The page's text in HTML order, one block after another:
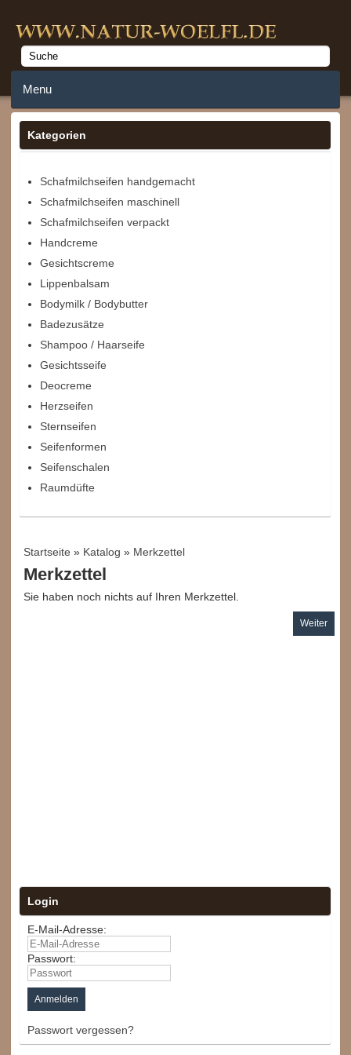
Menu
Home
Merkzettel
Warenkorb
Kategorien
Schafmilchseifen handgemacht
Schafmilchseifen maschinell
Schafmilchseifen verpackt
Handcreme
Gesichtscreme
Lippenbalsam
Bodymilk / Bodybutter
Badezusätze
Shampoo / Haarseife
Gesichtsseife
Deocreme
Herzseifen
Sternseifen
Seifenformen
Seifenschalen
Raumdüfte
Startseite » Katalog » Merkzettel
Merkzettel
Sie haben noch nichts auf Ihren Merkzettel.
Weiter
Login
E-Mail-Adresse:
Passwort:
Passwort vergessen?